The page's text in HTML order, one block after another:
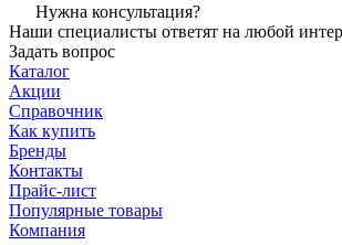
Нужна консультация?
Наши специалисты ответят на любой
Задать вопрос
Каталог
Акции
Справочник
Как купить
Бренды
Контакты
Прайс-лист
Популярные товары
Компания